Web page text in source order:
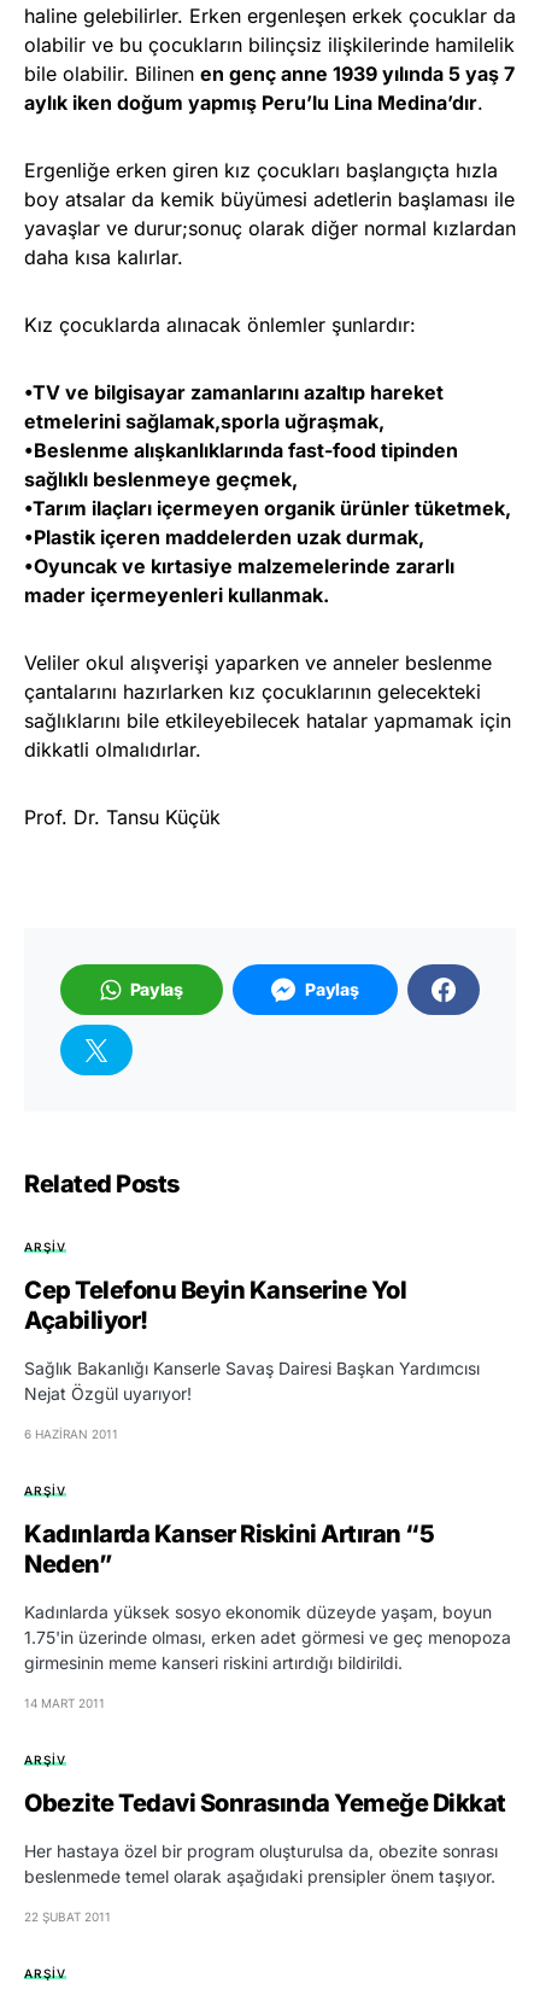
haline gelebilirler. Erken ergenleşen erkek çocuklar da
olabilir ve bu çocukların bilinçsiz ilişkilerinde hamilelik
bile olabilir. Bilinen en genç anne 1939 yılında 5 yaş 7
aylık iken doğum yapmış Peru’lu Lina Medina’dır.
Ergenliğe erken giren kız çocukları başlangıçta hızla
boy atsalar da kemik büyümesi adetlerin başlaması ile
yavaşlar ve durur;sonuç olarak diğer normal kızlardan
daha kısa kalırlar.
Kız çocuklarda alınacak önlemler şunlardır:
•TV ve bilgisayar zamanlarını azaltıp hareket
etmelerini sağlamak,sporla uğraşmak,
•Beslenme alışkanlıklarında fast-food tipinden
sağlıklı beslenmeye geçmek,
•Tarım ilaçları içermeyen organik ürünler tüketmek,
•Plastik içeren maddelerden uzak durmak,
•Oyuncak ve kırtasiye malzemelerinde zararlı
mader içermeyenleri kullanmak.
Veliler okul alışverişi yaparken ve anneler beslenme
çantalarını hazırlarken kız çocuklarının gelecekteki
sağlıklarını bile etkileyebilecek hatalar yapmamak için
dikkatli olmalıdırlar.
Prof. Dr. Tansu Küçük
Paylaş Paylaş
Related Posts
ARŞIV
Cep Telefonu Beyin Kanserine Yol
Açabiliyor!
Sağlık Bakanlığı Kanserle Savaş Dairesi Başkan Yardımcısı
Nejat Özgül uyarıyor!
6 HAZIRAN 2011
ARŞIV
Kadınlarda Kanser Riskini Artıran “5
Neden”
Kadınlarda yüksek sosyo ekonomik düzeyde yaşam, boyun
1.75'in üzerinde olması, erken adet görmesi ve geç menopoza
girmesinin meme kanseri riskini artırdığı bildirildi.
14 MART 2011
ARŞIV
Obezite Tedavi Sonrasında Yemeğe Dikkat
Her hastaya özel bir program oluşturulsa da, obezite sonrası
beslenmede temel olarak aşağıdaki prensipler önem taşıyor.
22 ŞUBAT 2011
ARŞIV